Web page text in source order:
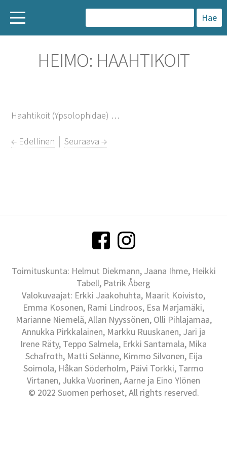
a
k
HEIMO: HAAHTIKOIT
Haahtikoit (Ypsolophidae) …
← Edellinen │Seuraava →
Toimituskunta: Helmut Diekmann, Jaana Ihme, Heikki
Tabell, Patrik Åberg
Valokuvaajat: Erkki Jaakohuhta, Maarit Koivisto,
Emma Kosonen, Rami Lindroos, Esa Marjamäki,
Marianne Niemelä, Allan Nyyssönen, Olli Pihlajamaa,
Annukka Pirkkalainen, Markku Ruuskanen, Jari ja
Irene Räty, Teppo Salmela, Erkki Santamala, Mika
Schafroth, Matti Selänne, Kimmo Silvonen, Eija
Soimola, Håkan Söderholm, Päivi Torkki, Tarmo
Virtanen, Jukka Vuorinen, Aarne ja Eino Ylönen
© 2022 Suomen perhoset, All rights reserved.